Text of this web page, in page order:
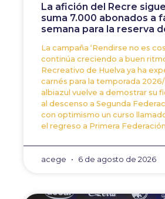
La afición del Recre
suma 7.000 abonados a
semana para la reserva
La campaña ‘Rendirse no es
continúa creciendo a buen
Recreativo de Huelva ya ha
carnés para la temporada
albiazul vuelve a demostrar su
al descenso a Segunda
con optimismo un curso
el regreso a Primera
acege 6 de agosto de 2026